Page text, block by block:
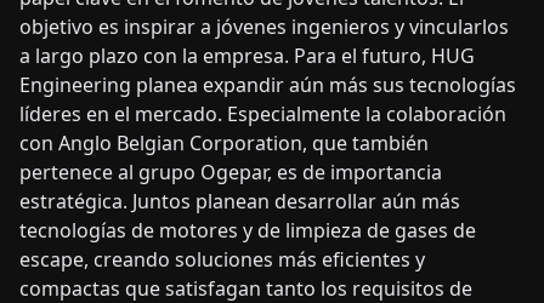
objetivo es inspirar a jóvenes ingenieros y vincularlos
a largo plazo con la empresa. Para el futuro, HUG
Engineering planea expandir aún más sus tecnologías
líderes en el mercado. Especialmente la colaboración
con Anglo Belgian Corporation, que también
pertenece al grupo Ogepar, es de importancia
estratégica. Juntos planean desarrollar aún más
tecnologías de motores y de limpieza de gases de
escape, creando soluciones más eficientes y
compactas que satisfagan tanto los requisitos de